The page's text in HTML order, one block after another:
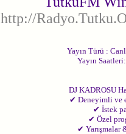
http://
Yayın Türü :
Yayın
DJ KADROSU
✔ Deneyimli ve
✔ İstek
✔ Özel
✔ Yarışmalar